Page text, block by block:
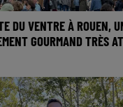
DU VENTRE À ROUEN,
GOURMAND TRÈS